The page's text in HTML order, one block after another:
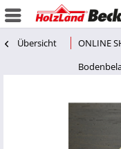
Übersicht ONLINE